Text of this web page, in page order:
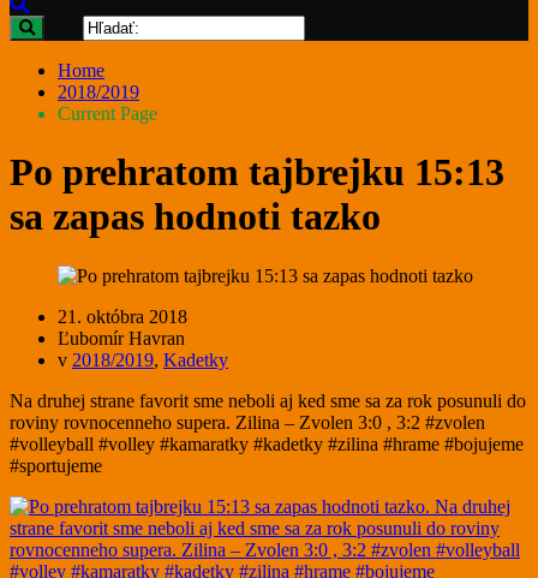
Home
2018/2019
Current Page
Po prehratom tajbrejku 15:13
sa zapas hodnoti tazko
21. októbra 2018
Ľubomír Havran
v 2018/2019, Kadetky
Na druhej strane favorit sme neboli aj ked sme sa za rok posunuli do
roviny rovnocenneho supera. Zilina – Zvolen 3:0 , 3:2 #zvolen
#volleyball #volley #kamaratky #kadetky #zilina #hrame #bojujeme
#sportujeme